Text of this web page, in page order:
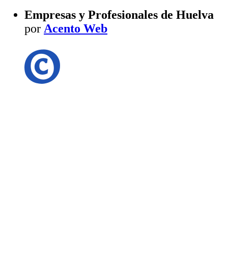
Empresas y Profesionales de Huelva
por Acento Web